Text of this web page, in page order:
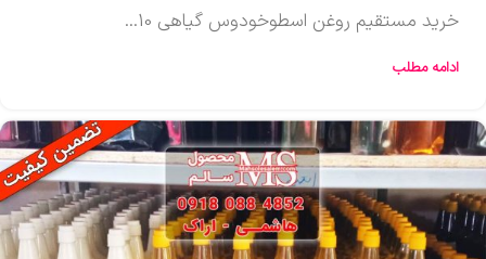
خرید مستقیم روغن اسطوخودوس گیاهی 10...
ادامه مطلب